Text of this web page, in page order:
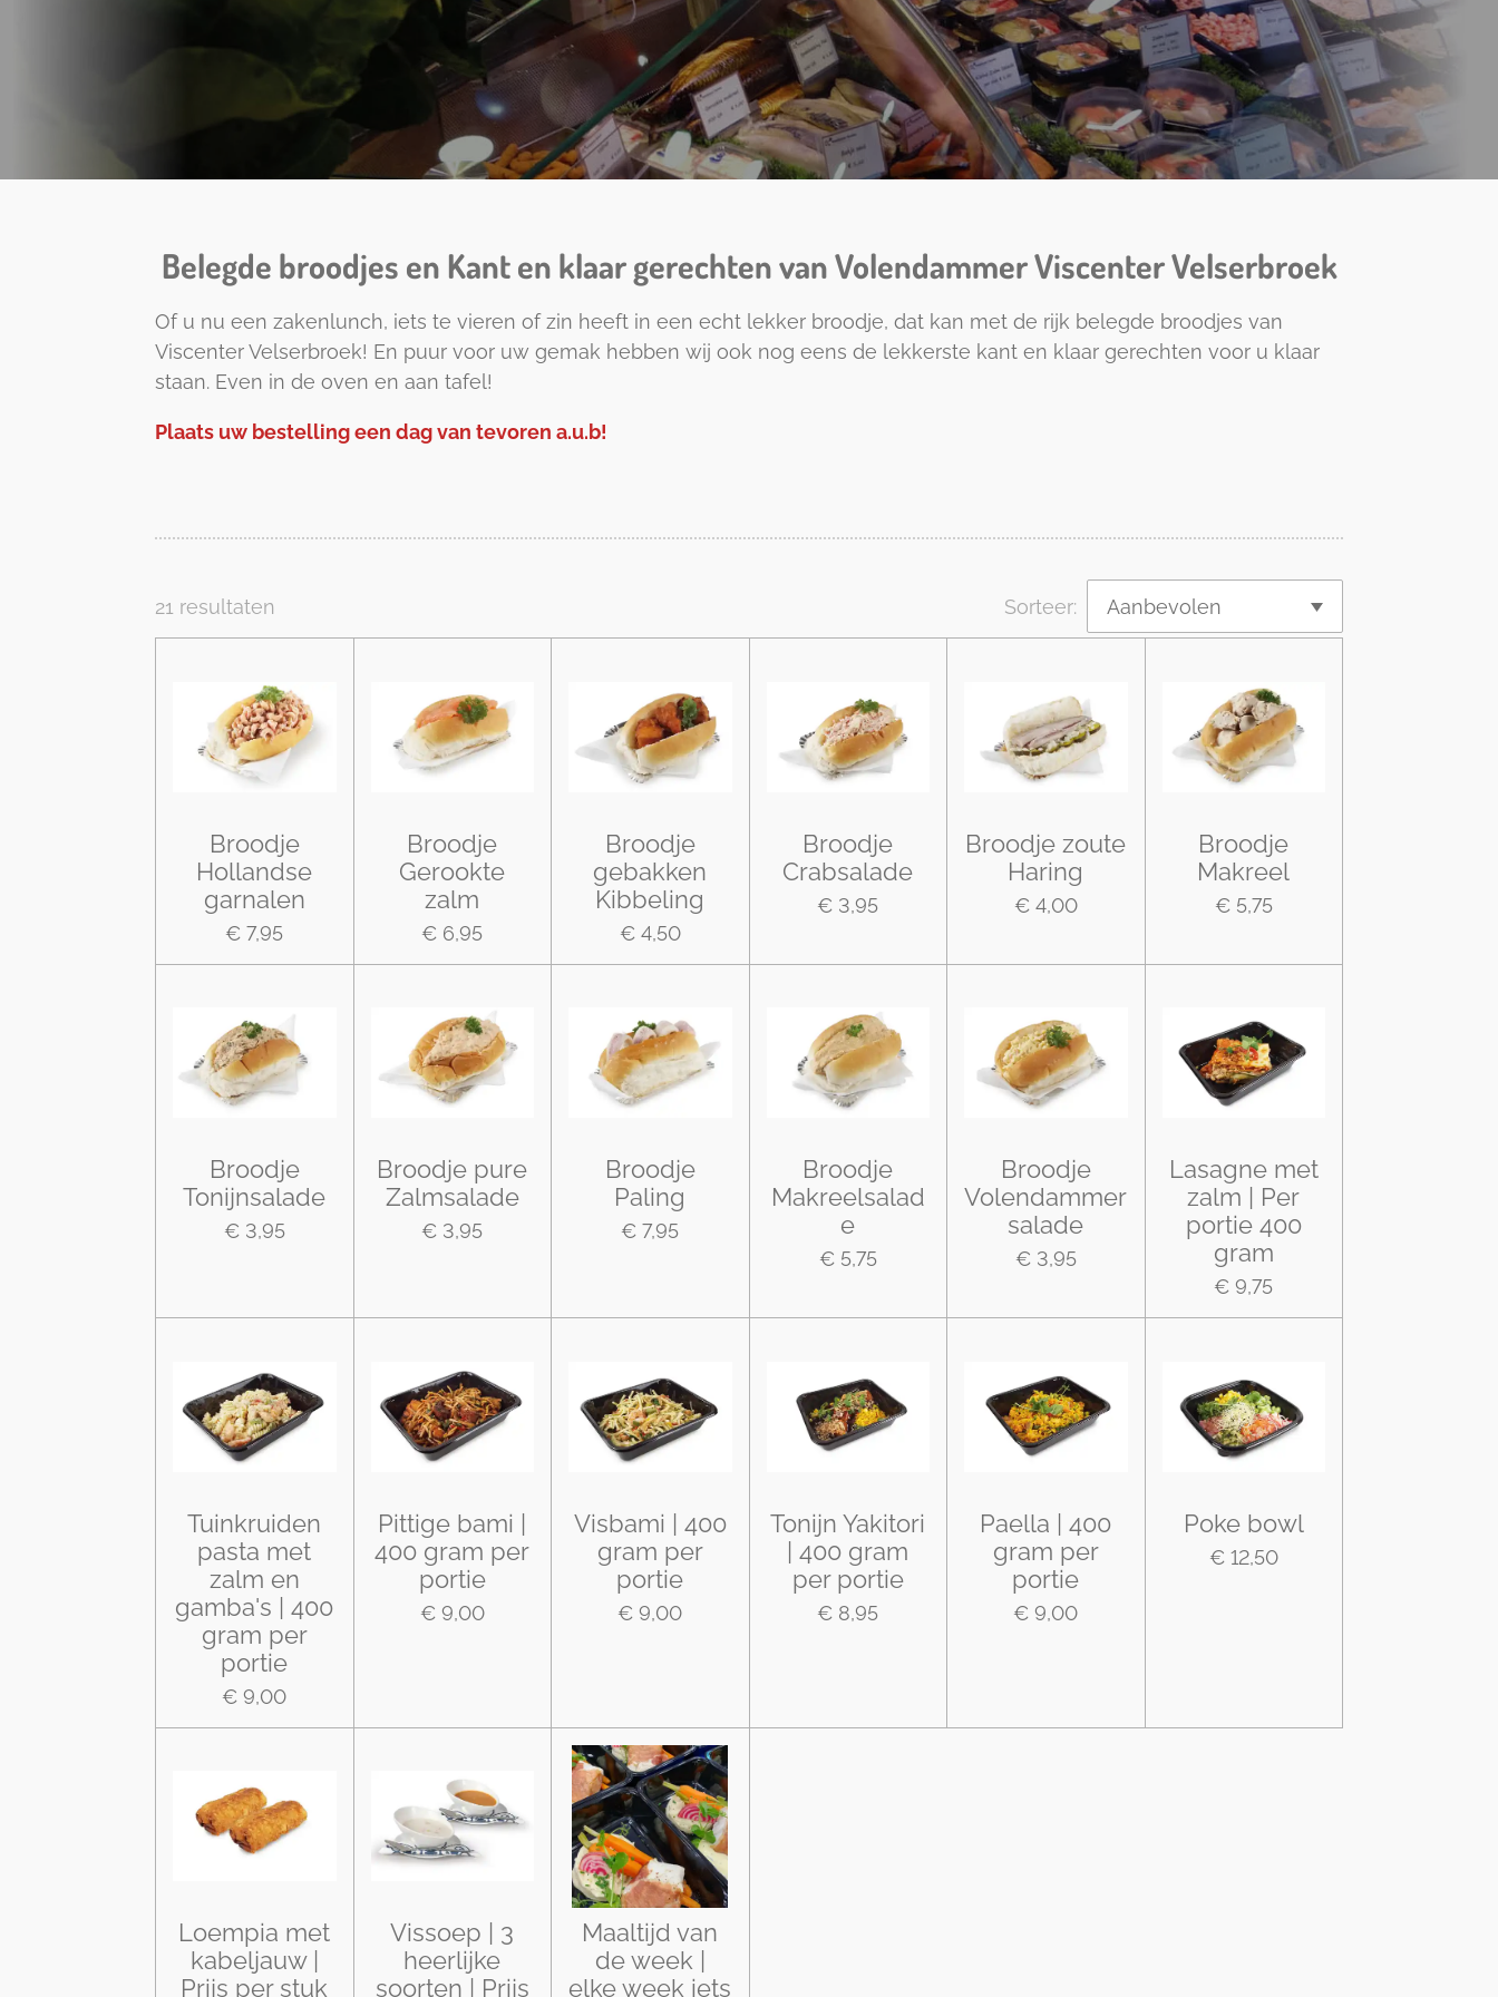
Belegde broodjes en Kant en klaar gerechten van Volendammer Viscenter Velserbroek
Of u nu een zakenlunch, iets te vieren of zin heeft in een echt lekker broodje, dat kan met de rijk belegde broodjes van
Viscenter Velserbroek! En puur voor uw gemak hebben wij ook nog eens de lekkerste kant en klaar gerechten voor u klaar
staan. Even in de oven en aan tafel!
Plaats uw bestelling een dag van tevoren a.u.b!
21 resultaten Sorteer:
Broodje
Hollandse
garnalen
€ 7,95
Broodje
Gerookte
zalm
€ 6,95
Broodje
gebakken
Kibbeling
€ 4,50
Broodje
Crabsalade
€ 3,95
Broodje zoute
Haring
€ 4,00
Broodje
Makreel
€ 5,75
Broodje
Tonijnsalade
€ 3,95
Broodje pure
Zalmsalade
€ 3,95
Broodje
Paling
€ 7,95
Broodje
Makreelsalad
e
€ 5,75
Broodje
Volendammer
salade
€ 3,95
Lasagne met
zalm | Per
portie 400
gram
€ 9,75
Tuinkruiden
pasta met
zalm en
gamba's | 400
gram per
portie
€ 9,00
Pittige bami |
400 gram per
portie
€ 9,00
Visbami | 400
gram per
portie
€ 9,00
Tonijn Yakitori
| 400 gram
per portie
€ 8,95
Paella | 400
gram per
portie
€ 9,00
Poke bowl
€ 12,50
Loempia met
kabeljauw |
Prijs per stuk
Vissoep | 3
heerlijke
soorten | Prijs
Maaltijd van
de week |
elke week iets